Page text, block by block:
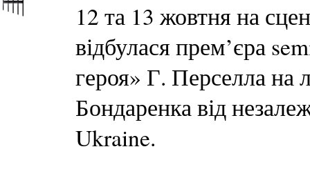
12 та 13 жовтня на
відбулася прем’єра
героя» Г. Перселла
Бондаренка від
Ukraine.